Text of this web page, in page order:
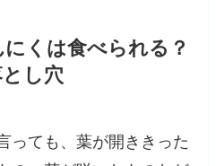
くは食べられる？
し穴
っても、葉が開ききった